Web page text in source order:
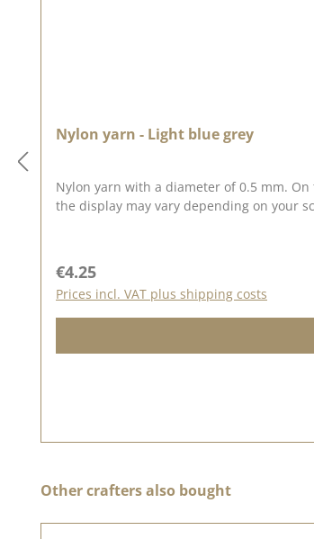
Nylon yarn - Light blue grey
Nylon yarn with a diameter of 0.5 mm. On the bobbin is 82 meters of
the display may vary depending on your
Regular price:
€4.25
Prices incl. VAT plus shipping costs
Skip product gallery
Other crafters also bought